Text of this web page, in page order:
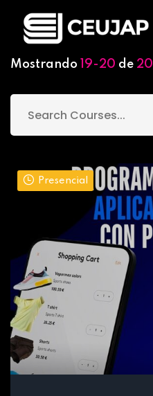
Mostrando 19-20 de 20
Presencial